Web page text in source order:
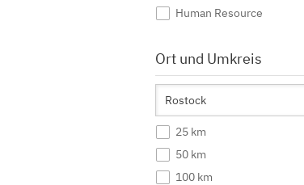
Human Resource
Industrial Management
International Business
International Management
Katastrophenmanagement
Management
Marketing
Ort und Umkreis
25 km
50 km
100 km